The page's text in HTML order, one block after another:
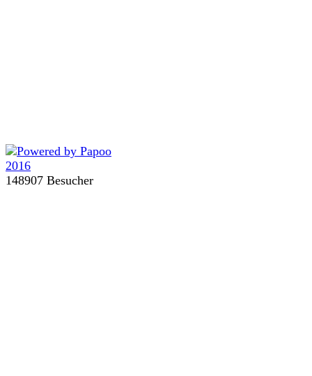
148907 Besucher